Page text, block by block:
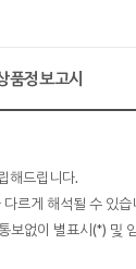
품정보고시
해드립니다.
르게 해석될 수 있습
보없이 별표시(*) 및